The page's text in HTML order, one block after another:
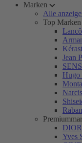
Marken
Alle
Top Marken
Jean
Hugo
DIOR
Yves